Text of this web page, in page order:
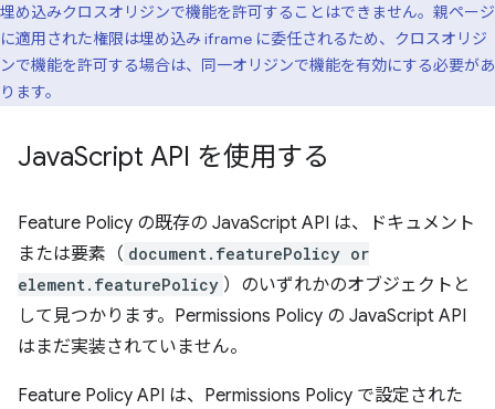
埋め込みクロスオリジンで機能を許可することはできません。親ページ
に適用された権限は埋め込み iframe に委任されるため、クロスオリジ
ンで機能を許可する場合は、同一オリジンで機能を有効にする必要があ
ります。
JavaScript API を使用する
Feature Policy の既存の JavaScript API は、ドキュメント
または要素（ document.featurePolicy or
element.featurePolicy ）のいずれかのオブジェクトと
して見つかります。Permissions Policy の JavaScript API
はまだ実装されていません。
Feature Policy API は、Permissions Policy で設定された